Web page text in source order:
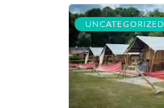
UNCATEGORIZED